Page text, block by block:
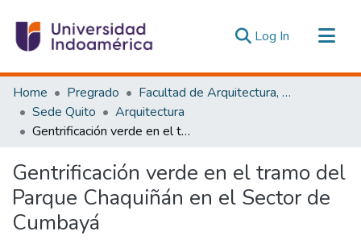
Log In (current)
Communities & Collections
All of DSpace
Statistics
Estadísticas Externas
Home Pregrado
Facultad de Arquitectura, Artes y Diseño
Sede Quito
Arquitectura
Gentrificación verde en el tramo del Parque Chaquiñán en el Sector de Cumbayá
Gentrificación verde en el tramo del
Parque Chaquiñán en el Sector de
Cumbayá